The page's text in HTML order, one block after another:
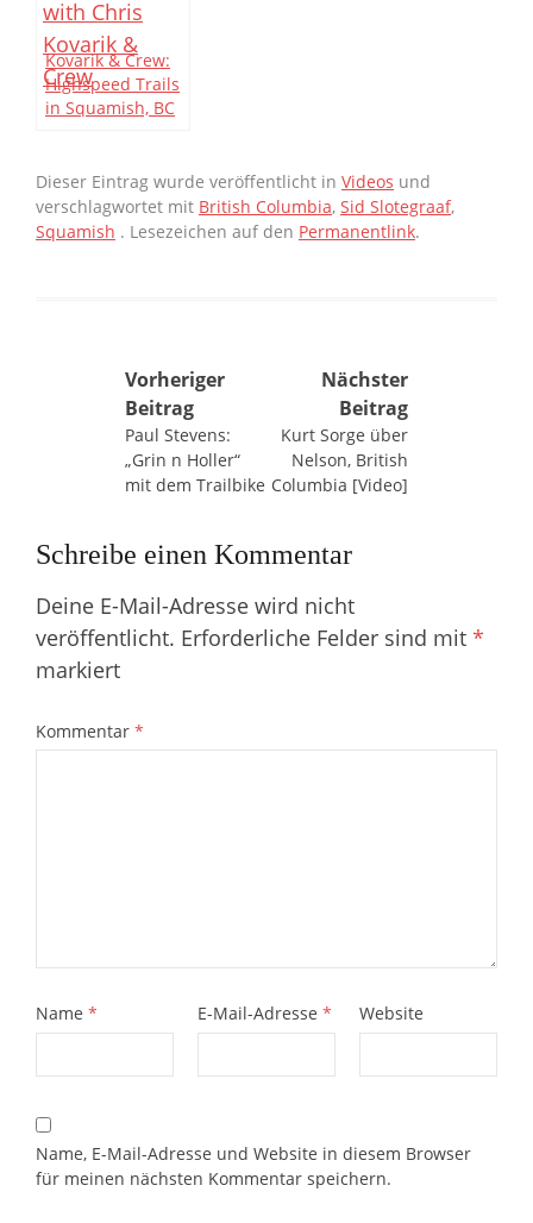
Kovarik & Crew:
Highspeed Trails
in Squamish, BC
Dieser Eintrag wurde veröffentlicht in Videos und
verschlagwortet mit British Columbia, Sid Slotegraaf,
Squamish . Lesezeichen auf den Permanentlink.
Beitragsnavigation
Vorheriger
Beitrag
Paul Stevens:
„Grin n Holler“
mit dem Trailbike
Nächster
Beitrag
Kurt Sorge über
Nelson, British
Columbia [Video]
Schreibe einen Kommentar
Deine E-Mail-Adresse wird nicht
veröffentlicht. Erforderliche Felder sind mit *
markiert
Kommentar *
Name * E-Mail-Adresse * Website
Name, E-Mail-Adresse und Website in diesem Browser
für meinen nächsten Kommentar speichern.